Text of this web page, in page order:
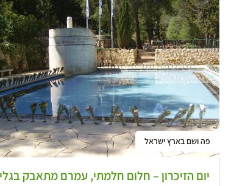
פה ושם בארץ ישראל
יום הזיכרון – חלום חלמתי, עמרם מתאבק